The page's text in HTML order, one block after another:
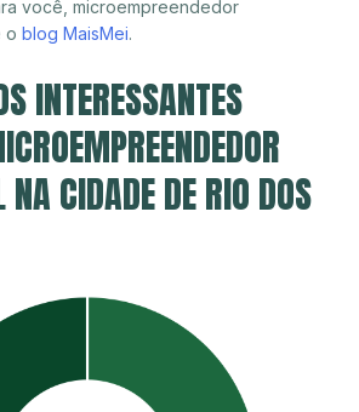
você, microempreendedor
o blog MaisMei.
INTERESSANTES
CIDADE DE RIO DOS